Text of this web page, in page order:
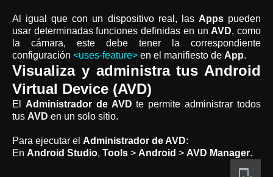
Al igual que con un dispositivo real, las Apps pueden
usar determinadas funciones definidas en un AVD, como
la cámara, este debe tener la correspondiente
configuración <uses-feature> en el manifiesto de App.
Visualiza y administra tus Android
Virtual Device (AVD)
El Administrador de AVDte permite administrar todos
tus AVD en un solo sitio.
Para ejecutar el Administrador de AVD:
En Android Studio, Tools > Android > AVD Manager.